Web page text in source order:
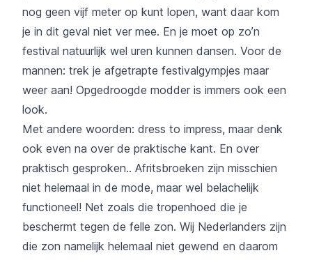
nog geen vijf meter op kunt lopen, want daar kom
je in dit geval niet ver mee. En je moet op zo’n
festival natuurlijk wel uren kunnen dansen. Voor de
mannen: trek je afgetrapte festivalgympjes maar
weer aan! Opgedroogde modder is immers ook een
look.
Met andere woorden: dress to impress, maar denk
ook even na over de praktische kant. En over
praktisch gesproken.. Afritsbroeken zijn misschien
niet helemaal in de mode, maar wel belachelijk
functioneel! Net zoals die tropenhoed die je
beschermt tegen de felle zon. Wij Nederlanders zijn
die zon namelijk helemaal niet gewend en daarom